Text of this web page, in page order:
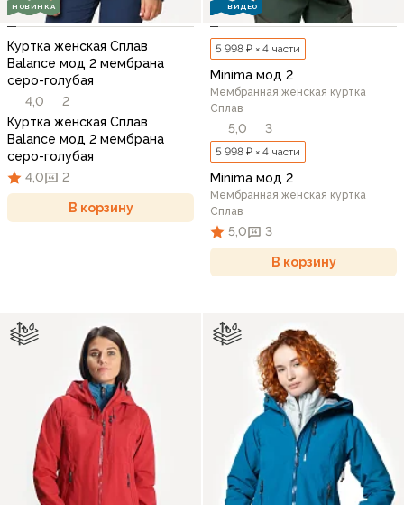
НОВИНКА
Куртка женская Сплав
Balance мод 2 мембрана
серо-голубая
4,0
2
Куртка женская Сплав
Balance мод 2 мембрана
серо-голубая
4,0
2
В корзину
ВИДЕО
5 998 ₽ × 4 части
Minima мод 2
Мембранная женская куртка
Сплав
5,0 3
5 998 ₽ × 4 части
Minima мод 2
Мембранная женская куртка
Сплав
5,0 3
В корзину